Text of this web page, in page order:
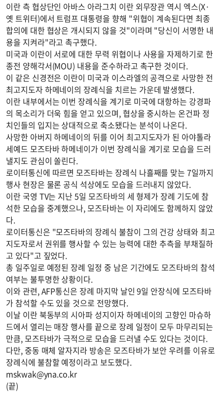
이란 측 협상단인 아바스 아라그치 이란 외무장관 역시 엑스(X·
옛 트위터)에서 트럼프 대통령을 향해 "위협이 계속된다면 최종
합의에 대한 협상은 개시되지 않을 것"이라며 "당신이 서명한 내
용을 지켜라"라고 촉구했다.
미국과 이란이 서로에 대한 무력 위협이나 사용을 자제하기로 한
종전 양해각서(MOU) 내용을 준수하라고 촉구한 것이다.
이 같은 신경전은 이란이 미국과 이스라엘의 공격으로 사망한 전
최고지도자 하메네이의 장례식을 치르는 가운데 발생했다.
이란 내부에서는 이번 장례식을 계기로 미국에 대항하는 강경파
의 목소리가 더욱 힘을 얻고 있으며, 협상을 중시하는 온건파 정
치인들의 입지는 상대적으로 축소됐다는 분석이 나온다.
사망한 아버지 하메네이의 뒤를 이어 최고지도자가 된 아야톨라
세예드 모즈타바 하메네이가 이번 장례식을 계기로 모습을 드러
낼지도 관심이 쏠린다.
로이터통신에 따르면 모즈타바는 장례식 나흘째를 맞는 7일까지
행사 현장은 물론 공식 석상에도 모습을 드러내지 않았다.
이란 국영 TV는 지난 5일 모즈타바의 세 형제가 장례 기도에 참
석한 모습을 중계했으나, 모즈타바는 이 자리에도 함께하지 않았
다.
로이터통신은 "모즈타바의 장례식 불참이 그의 건강 상태와 최고
지도자로서 권위를 행사할 수 있는 능력에 대한 추측을 부채질하
고 있다"고 짚었다.
총 일주일로 예정된 장례 일정 중 남은 기간에도 모즈타바의 참석
여부는 불투명한 상황이다.
이와 관련, AFP통신은 장례 마지막 날인 9일 안장식에 모즈타바
가 참석할 수도 있을 것으로 전망했다.
이날 이란 북동부의 시아파 성지이자 하메네이의 고향인 마슈하
드에서 열리는 매장 행사를 끝으로 장례 일정이 모두 마무리되는
만큼, 모즈타바가 극적으로 모습을 드러낼 수도 있다는 것이다.
다만, 중동 매체 알자지라 방송은 모즈타바가 보안 우려를 이유로
장례식에 불참할 예정이라고 보도했다.
mskwak@yna.co.kr
(끝)